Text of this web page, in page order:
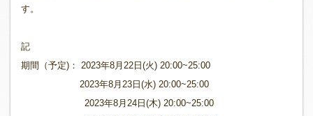
す。
記
期間
（予定) ： 2023年8月22日(火) 20:00~25:00
2023年8月23日(水) 20:00~25:00
2023年8月24日(木) 20:00~25:00